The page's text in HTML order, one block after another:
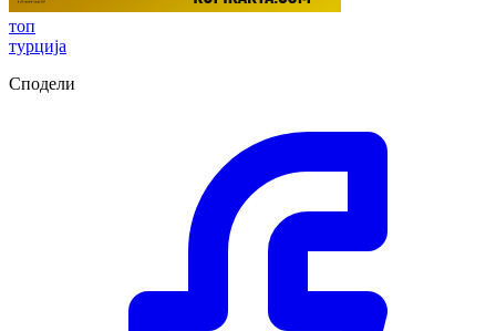
топ
турција
Сподели